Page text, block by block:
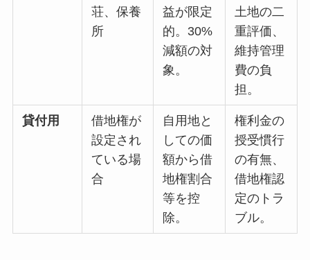
荘、保養
所
益が限定
的。30%
減額の対
象。
土地の二
重評価、
維持管理
費の負
担。
貸付用
借地権が
設定され
ている場
合
自用地と
しての価
額から借
地権割合
等を控
除。
権利金の
授受慣行
の有無、
借地権認
定のトラ
ブル。